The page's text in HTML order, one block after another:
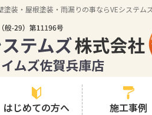
装・屋根塗装・雨漏りの事ならVEシステム
はじめての方へ 施工事例